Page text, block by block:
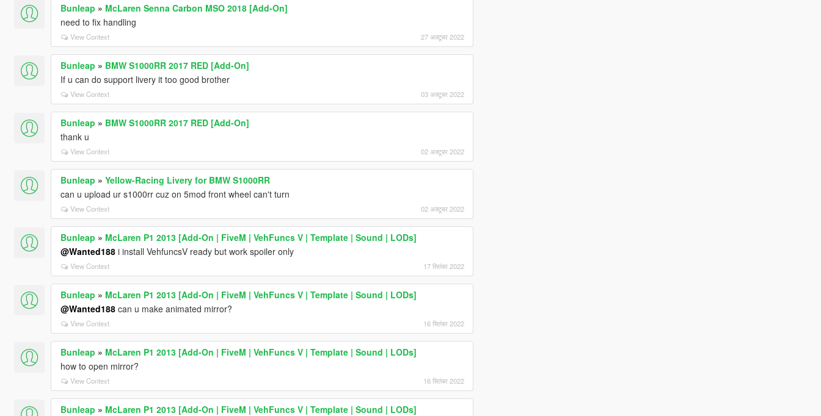
Bunleap » McLaren Senna Carbon MSO 2018 [Add-On]
need to fix handling
View Context 27 अक्टूबर 2022
Bunleap » BMW S1000RR 2017 RED [Add-On]
If u can do support livery it too good brother
View Context 03 अक्टूबर 2022
Bunleap » BMW S1000RR 2017 RED [Add-On]
thank u
View Context 02 अक्टूबर 2022
Bunleap » Yellow-Racing Livery for BMW S1000RR
can u upload ur s1000rr cuz on 5mod front wheel can't turn
View Context 02 अक्टूबर 2022
Bunleap » McLaren P1 2013 [Add-On | FiveM | VehFuncs V | Template | Sound | LODs]
@Wanted188i install VehfuncsV ready but work spoiler only
View Context 17 सितंबर 2022
Bunleap » McLaren P1 2013 [Add-On | FiveM | VehFuncs V | Template | Sound | LODs]
@Wanted188can u make animated mirror?
View Context 16 सितंबर 2022
Bunleap » McLaren P1 2013 [Add-On | FiveM | VehFuncs V | Template | Sound | LODs]
how to open mirror?
View Context 16 सितंबर 2022
Bunleap » McLaren P1 2013 [Add-On | FiveM | VehFuncs V | Template | Sound | LODs]